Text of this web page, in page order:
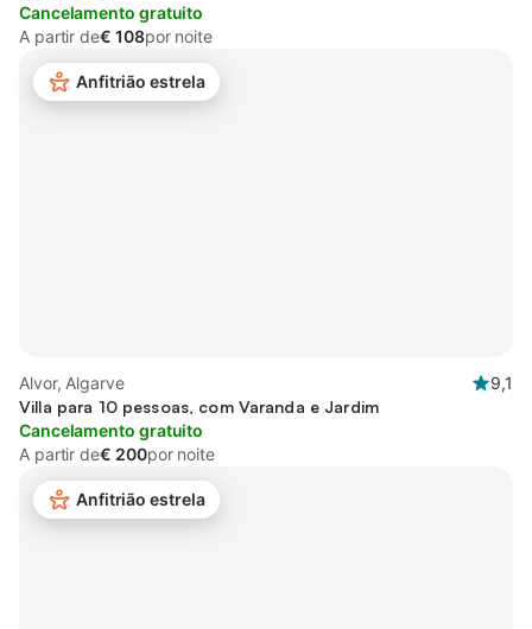
Cancelamento gratuito
A partir de€ 108por noite
Anfitrião estrela
Alvor, Algarve
9,1
Villa para 10 pessoas, com Varanda e Jardim
Cancelamento gratuito
A partir de€ 200por noite
Anfitrião estrela